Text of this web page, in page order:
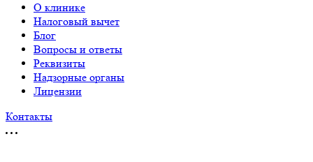
О клинике
Налоговый вычет
Блог
Вопросы и ответы
Реквизиты
Надзорные органы
Лицензии
Контакты